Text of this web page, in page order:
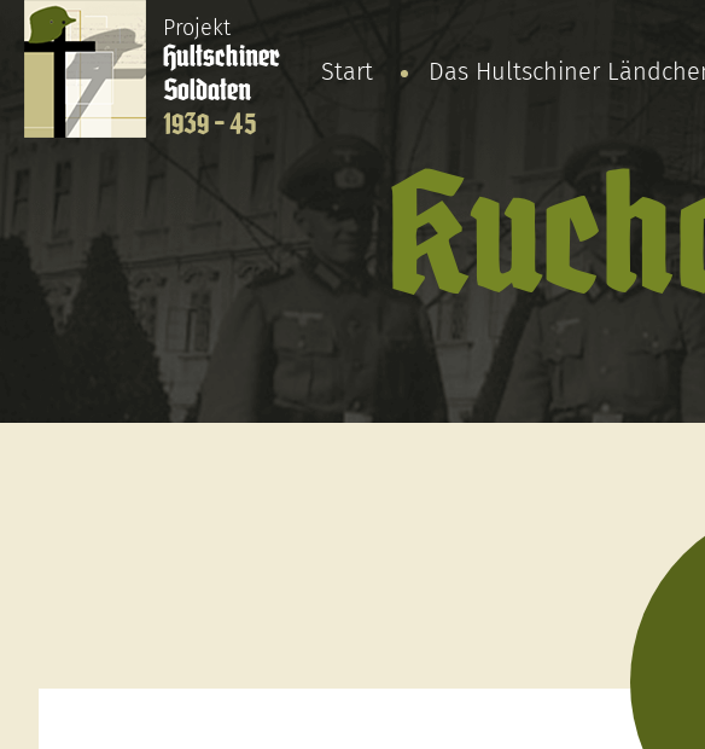
Projekt
Hultschiner
Soldaten
1939 - 45
Start Das Hultschiner